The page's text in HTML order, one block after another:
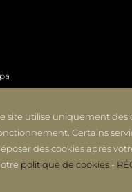
site utilise uniquement des
Certains
des cookies après
politique de cookies-